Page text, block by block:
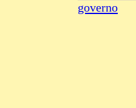
governo